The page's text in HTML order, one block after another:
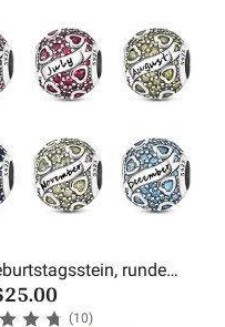
runde
Perlen
(10)